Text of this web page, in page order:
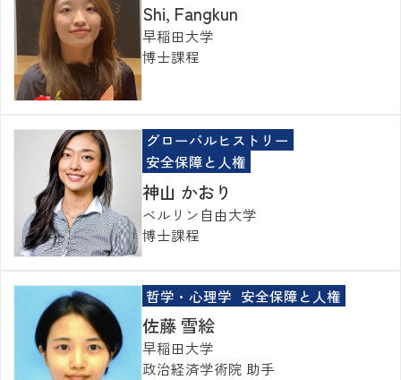
Shi, Fangkun
早稲田大学
博士課程
グローバルヒストリー
安全保障と人権
神山 かおり
ベルリン自由大学
博士課程
哲学・心理学 安全保障と人権
佐藤 雪絵
早稲田大学
政治経済学術院 助手